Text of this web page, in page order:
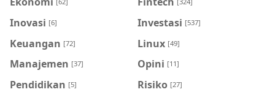
Inovasi [6] Investasi [537]
Keuangan [72] Linux [49]
Manajemen [37] Opini [11]
Pendidikan [5] Risiko [27]